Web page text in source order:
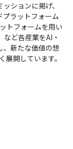
ションに掲げ、
ラットフォーム
トフォームを用い
ど各産業をAI・
新たな価値の想
開しています。